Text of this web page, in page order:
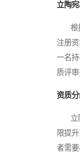
立陶
根据
注册
一名
质评
资质
立陶
限提
者需